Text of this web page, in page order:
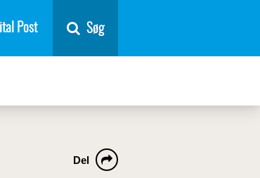
Post Søg
Del